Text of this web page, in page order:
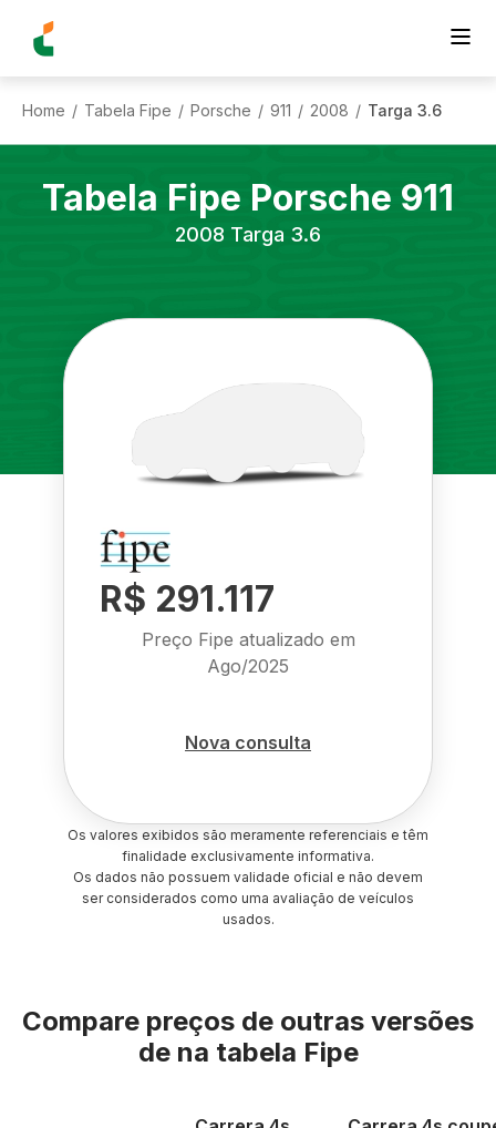
Home / Tabela Fipe / Porsche / 911 / 2008 / Targa 3.6
Tabela Fipe Porsche 911
2008 Targa 3.6
R$ 291.117
Preço Fipe atualizado em
Ago/2025
Nova consulta
Os valores exibidos são meramente referenciais e têm
finalidade exclusivamente informativa.
Os dados não possuem validade oficial e não devem
ser considerados como uma avaliação de veículos
usados.
Compare preços de outras versões
de na tabela Fipe